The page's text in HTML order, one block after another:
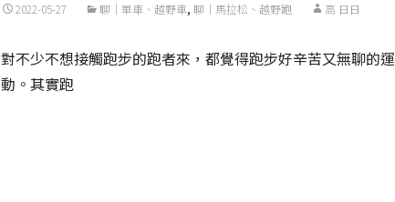
2022-05-27 聊｜單車、越野車, 聊｜馬拉松、越野跑 高 日日
對不少不想接觸跑步的跑者來，都覺得跑步好辛苦又無聊的運
動。其實跑